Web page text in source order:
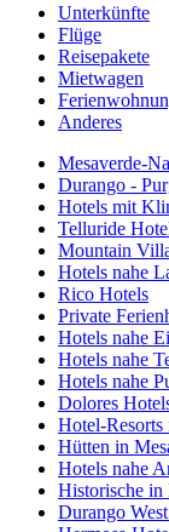
Unterkünfte
Flüge
Reisepakete
Mietwagen
Anderes
Mesaverde-
Durango -
Hotels mit
Telluride
Mountain
Hotels nahe
Rico Hotels
Private
Hotels nahe
Hotels nahe
Hotels nahe
Dolores
Hotel-
Hütten in
Hotels nahe
Historische in
Durango